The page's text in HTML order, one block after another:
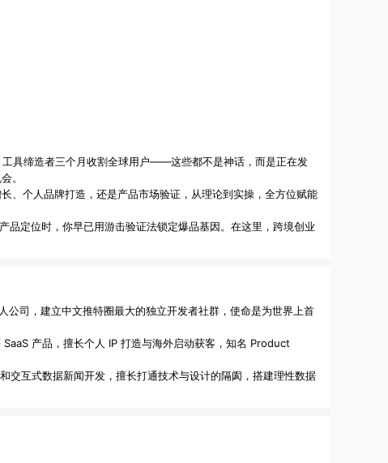
具缔造者三个月收割全球用户——这些都不是神话，而是正在发
。
、个人品牌打造，还是产品市场验证，从理论到实操，全方位赋能
品定位时，你早已用游击验证法锁定爆品基因。在这里，跨境创业
司，建立中文推特圈最大的独立开发者社群，使命是为世界上首
产品，擅长个人 IP 打造与海外启动获客，知名 Product
互式数据新闻开发，擅长打通技术与设计的隔阂，搭建理性数据